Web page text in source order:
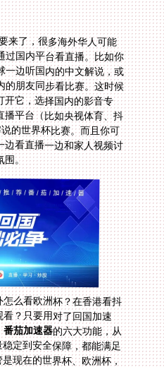
来了，很多海外华人可能
国内平台看直播。比如你
边听国内的中文解说，或
的朋友同步看比赛。这时候
开它，选择国内的影音专
的直播平台（比如央视体育、抖
文解说的世界杯比赛。而且你可
，一边看直播一边和家人视频讨
围。
么看欧洲杯？在香港看抖
看？只要用对了回国加速
番茄加速器的六大功能，从
节点选择到多端支持，从流量稳定到安全保障，都能满足
你观看体育赛事的需求。不管是现在的世界杯、欧洲杯，